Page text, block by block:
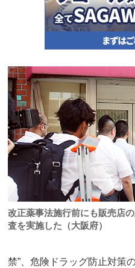
改正薬事法施行前にも販売店
査を実施した（大阪府）
禁”、危険ドラッグ防止対策